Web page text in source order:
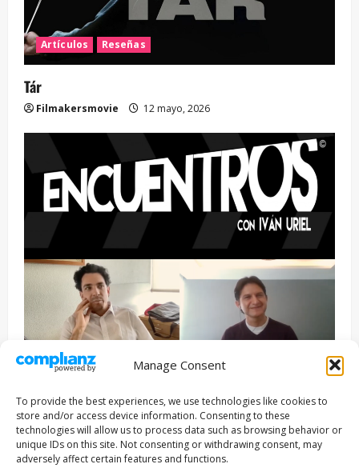
Manage Consent
To provide the best experiences, we use technologies like cookies to
store and/or access device information. Consenting to these
technologies will allow us to process data such as browsing behavior or
unique IDs on this site. Not consenting or withdrawing consent, may
adversely affect certain features and functions.
Artículos Reseñas
Tár
Filmakersmovie 12 mayo, 2026
Entrevista Series
ENCUENTROS CON IVÁN URIEL T3E22: JUAN PATRICIO
RIVEROLL
Filmakersmovie 5 mayo, 2026